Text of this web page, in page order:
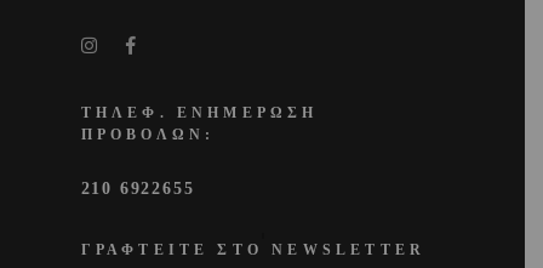
ΤΗΛΕΦ. ΕΝΗΜΕΡΩΣΗ
ΠΡΟΒΟΛΩΝ:
210 6922655
ΓΡΑΦΤΕΙΤΕ ΣΤΟ NEWSLETTER